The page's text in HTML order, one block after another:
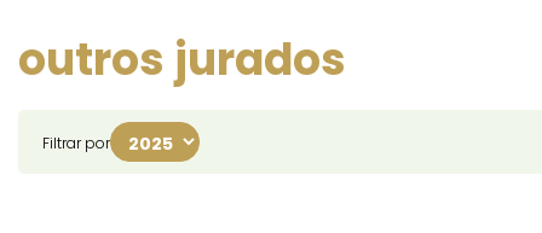
outros jurados
Filtrar por